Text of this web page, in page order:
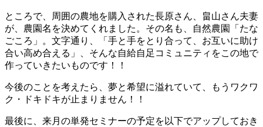
ところで、周囲の農地を購入された長原さん、畠山さん夫妻
が、農園名を決めてくれました。その名も、自然農園「たな
ごころ」。文字通り、「手と手をとり合って、お互いに助け
合い高め合える」、そんな自給自足コミュニティをこの地で
作っていきたいものです！！
今後のことを考えたら、夢と希望に溢れていて、もうワクワ
ク・ドキドキが止まりません！！
最後に、来月の単発セミナーの予定を以下でアップしておき